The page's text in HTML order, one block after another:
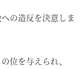
の造反を決意しま
位を与えられ、